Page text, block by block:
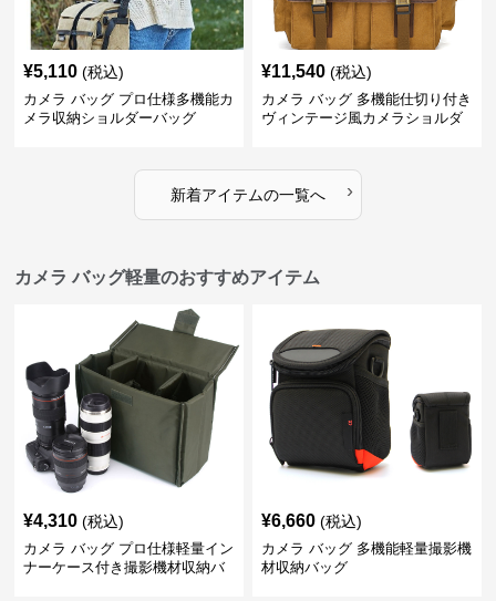
¥5,110 (税込)
カメラ バッグ プロ仕様多機能カ
メラ収納ショルダーバッグ
¥11,540 (税込)
カメラ バッグ 多機能仕切り付き
ヴィンテージ風カメラショルダ
新着アイテムの一覧へ ›
カメラ バッグ軽量のおすすめアイテム
¥4,310 (税込)
カメラ バッグ プロ仕様軽量イン
ナーケース付き撮影機材収納バ
¥6,660 (税込)
カメラ バッグ 多機能軽量撮影機
材収納バッグ